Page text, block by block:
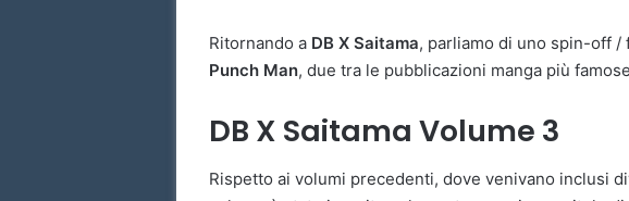
Ritornando a DB X Saitama, parliamo di uno spin-off /
Punch Man, due tra le pubblicazioni manga più
DB X Saitama Volume 3
Rispetto ai volumi precedenti, dove venivano inclusi